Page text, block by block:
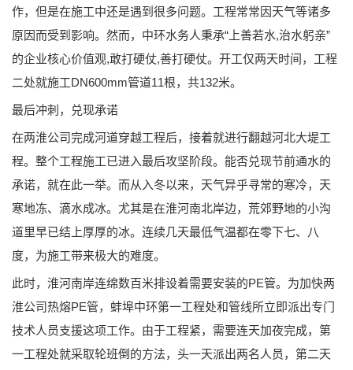
作，但是在施工中还是遇到很多问题。工程常常因天气等诸多
原因而受到影响。然而，中环水务人秉承“上善若水,治水躬亲”
的企业核心价值观,敢打硬仗,善打硬仗。开工仅两天时间，工程
二处就施工DN600mm管道11根，共132米。
最后冲刺，兑现承诺
在两淮公司完成河道穿越工程后，接着就进行翻越河北大堤工
程。整个工程施工已进入最后攻坚阶段。能否兑现节前通水的
承诺，就在此一举。而从入冬以来，天气异乎寻常的寒冷，天
寒地冻、滴水成冰。尤其是在淮河南北岸边，荒郊野地的小沟
道里早已结上厚厚的冰。连续几天最低气温都在零下七、八
度，为施工带来极大的难度。
此时，淮河南岸连绵数百米排设着需要安装的PE管。为加快两
淮公司热熔PE管，蚌埠中环第一工程处和管线所立即派出专门
技术人员支援这项工作。由于工程紧，需要连天加夜完成，第
一工程处就采取轮班倒的方法，头一天派出两名人员，第二天